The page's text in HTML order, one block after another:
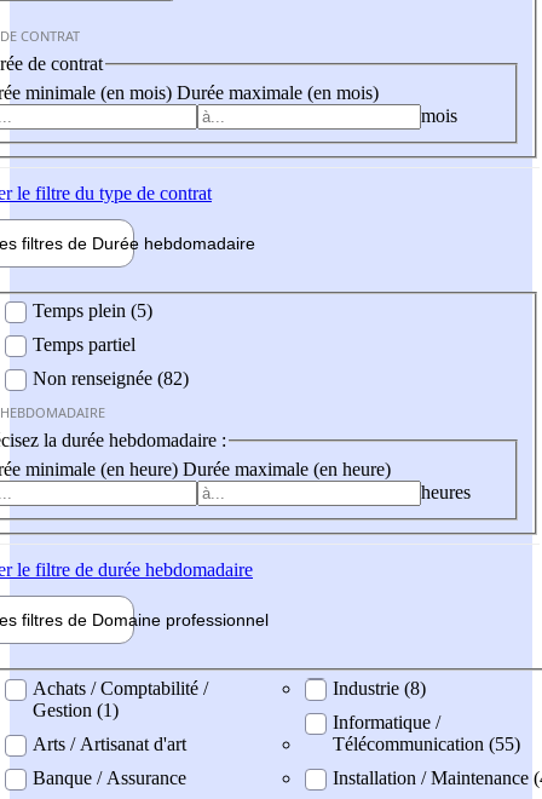
CONTRAT
de contrat
minimale (en mois) Durée maximale (en mois)
mois
le filtre du type de contrat
filtres de Durée hebdomadaire
Temps plein (5)
Temps partiel
Non renseignée (82)
la durée hebdomadaire :
minimale (en heure) Durée maximale (en heure)
heures
le filtre de durée hebdomadaire
filtres de Domaine professionnel
professionel
Achats / Comptabilité /
Gestion (1)
Arts / Artisanat d'art
Banque / Assurance
Industrie (8)
Informatique /
Télécommunication (55)
Installation / Maintenance